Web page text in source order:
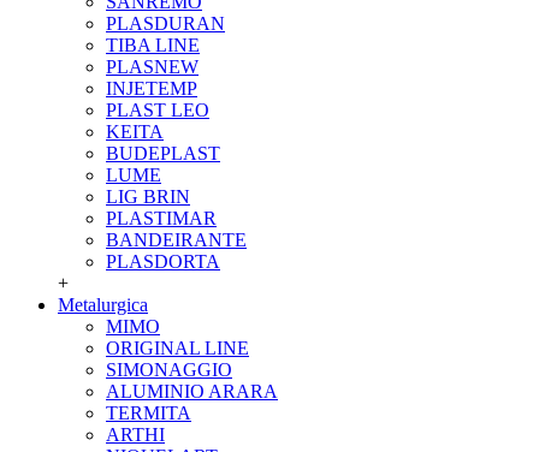
PLASDURAN
TIBA LINE
PLASNEW
INJETEMP
PLAST LEO
KEITA
BUDEPLAST
LUME
LIG BRIN
PLASTIMAR
BANDEIRANTE
PLASDORTA
+
Metalurgica
MIMO
ORIGINAL LINE
SIMONAGGIO
ALUMINIO ARARA
TERMITA
ARTHI